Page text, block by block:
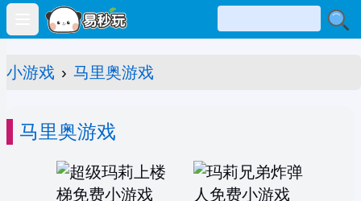
Open main menu
小游戏 › 马里奥游戏
马里奥游戏